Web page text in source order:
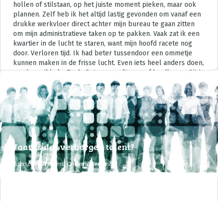
hollen of stilstaan, op het juiste moment pieken, maar ook
plannen. Zelf heb ik het altijd lastig gevonden om vanaf een
drukke werkvloer direct achter mijn bureau te gaan zitten
om mijn administratieve taken op te pakken. Vaak zat ik een
kwartier in de lucht te staren, want mijn hoofd racete nog
door. Verloren tijd. Ik had beter tussendoor een ommetje
kunnen maken in de frisse lucht. Even iets heel anders doen,
zonder prikkels. Zoals fietsen, mediteren of hardlopen. Dit is
waarom mensen de beste ideeën krijgen onder de douche.
Door afstand te nemen ontstaat er weer ruimte in je brein.
Leiderschap & teams,Ondernemerschap
Waar is dat verborgen talent?